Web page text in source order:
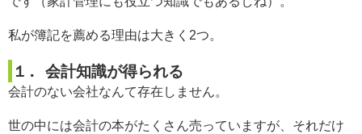
私が簿記を薦める理由は大きく2つ。
１. 会計知識が得られる
会計のない会社なんて存在しません。
世の中には会計の本がたくさん売っていますが、それだけ